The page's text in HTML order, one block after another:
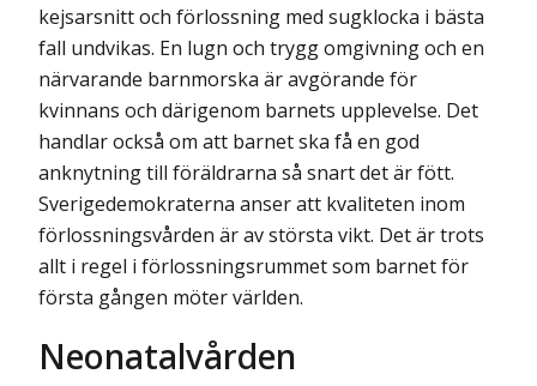
kejsarsnitt och förlossning med sugklocka i bästa
fall undvikas. En lugn och trygg omgivning och en
närvarande barnmorska är avgörande för
kvinnans och därigenom barnets upplevelse. Det
handlar också om att barnet ska få en god
anknytning till föräldrarna så snart det är fött.
Sverigedemokraterna anser att kvaliteten inom
förlossningsvården är av största vikt. Det är trots
allt i regel i förlossningsrummet som barnet för
första gången möter världen.
Neonatalvården